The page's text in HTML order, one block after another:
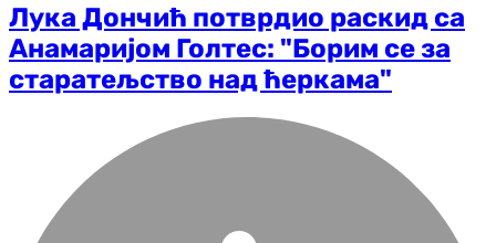
Лука Дончић потврдио раскид са
Анамаријом Голтес: "Борим се за
старатељство над ћеркама"